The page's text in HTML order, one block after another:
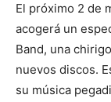
El próximo 2 de
acogerá un
Band, una
nuevos discos.
su música